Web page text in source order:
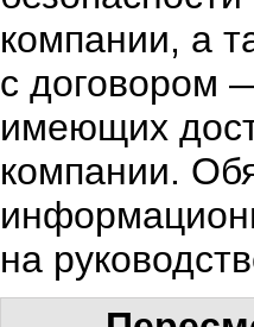
компании, а
с договором
имеющих
компании.
на